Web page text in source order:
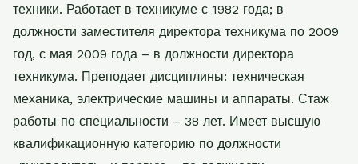
техники. Работает в техникуме с 1982 года; в
должности заместителя директора техникума по 2009
год, с мая 2009 года – в должности директора
техникума. Преподает дисциплины: техническая
механика, электрические машины и аппараты. Стаж
работы по специальности – 38 лет. Имеет высшую
квалификационную категорию по должности